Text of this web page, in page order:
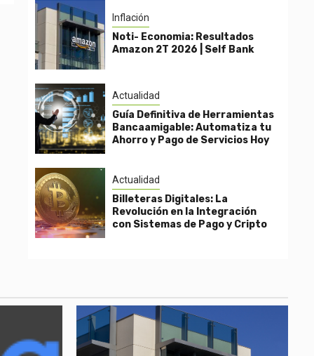
Inflación
Noti- Economia: Resultados
Amazon 2T 2026 | Self Bank
Actualidad
Guía Definitiva de Herramientas
Bancaamigable: Automatiza tu
Ahorro y Pago de Servicios Hoy
Actualidad
Billeteras Digitales: La
Revolución en la Integración
con Sistemas de Pago y Cripto